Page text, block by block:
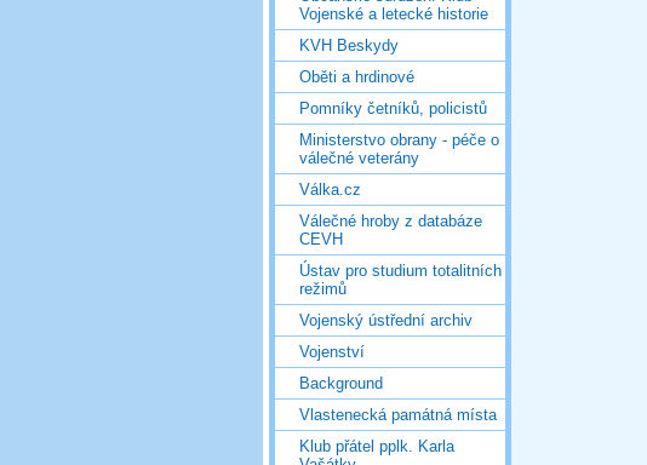
Vojenské a letecké historie
KVH Beskydy
Oběti a hrdinové
Pomníky četníků, policistů
Ministerstvo obrany - péče o
válečné veterány
Válka.cz
Válečné hroby z databáze
CEVH
Ústav pro studium totalitních
režimů
Vojenský ústřední archiv
Vojenství
Background
Vlastenecká památná místa
Klub přátel pplk. Karla